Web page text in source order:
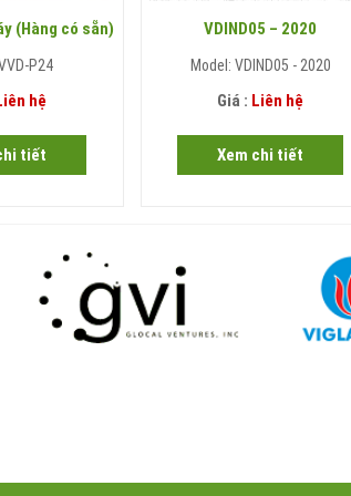
(Hàng có sẵn)
P24
hệ
tiết
VDIND05 – 2020
Model: VDIND05 - 2020
Giá : Liên hệ
Xem chi tiết